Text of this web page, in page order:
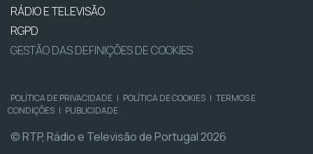
RÁDIO E TELEVISÃO
RGPD
GESTÃO DAS DEFINIÇÕES DE COOKIES
POLÍTICA DE PRIVACIDADE | POLÍTICA DE COOKIES | TERMOS E
CONDIÇÕES | PUBLICIDADE
© RTP, Rádio e Televisão de Portugal 2026